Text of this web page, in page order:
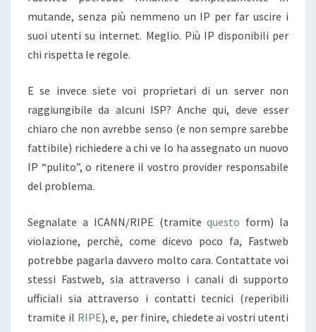
mutande, senza più nemmeno un IP per far uscire i
suoi utenti su internet. Meglio. Più IP disponibili per
chi rispetta le regole.
E se invece siete voi proprietari di un server non
raggiungibile da alcuni ISP? Anche qui, deve esser
chiaro che non avrebbe senso (e non sempre sarebbe
fattibile) richiedere a chi ve lo ha assegnato un nuovo
IP “pulito”, o ritenere il vostro provider responsabile
del problema.
Segnalate a ICANN/RIPE (tramitequesto form) la
violazione, perchè, come dicevo poco fa, Fastweb
potrebbe pagarla davvero molto cara. Contattate voi
stessi Fastweb, sia attraverso i canali di supporto
ufficiali sia attraverso i contatti tecnici (reperibili
tramite il RIPE), e, per finire, chiedete ai vostri utenti